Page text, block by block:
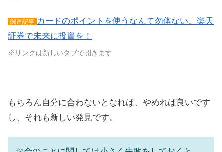
関連記事 カードのポイントを使うなんて勿体ない。楽天
証券で未来に投資を！
※リンクは新しいタブで開きます
もちろん自分に合わないとなれば、やめれば良いです
し、それも新しい発見です。